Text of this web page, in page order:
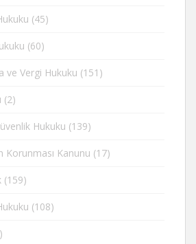
(45)
(60)
ve Vergi Hukuku (151)
(2)
Hukuku (139)
Korunması Kanunu (17)
(159)
(108)